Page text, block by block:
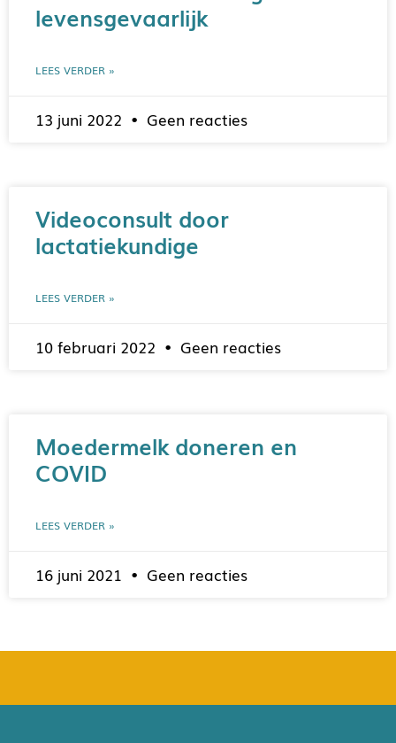
levensgevaarlijk
LEES VERDER »
13 juni 2022 Geen reacties
Videoconsult door
lactatiekundige
LEES VERDER »
10 februari 2022 Geen reacties
Moedermelk doneren en
COVID
LEES VERDER »
16 juni 2021 Geen reacties